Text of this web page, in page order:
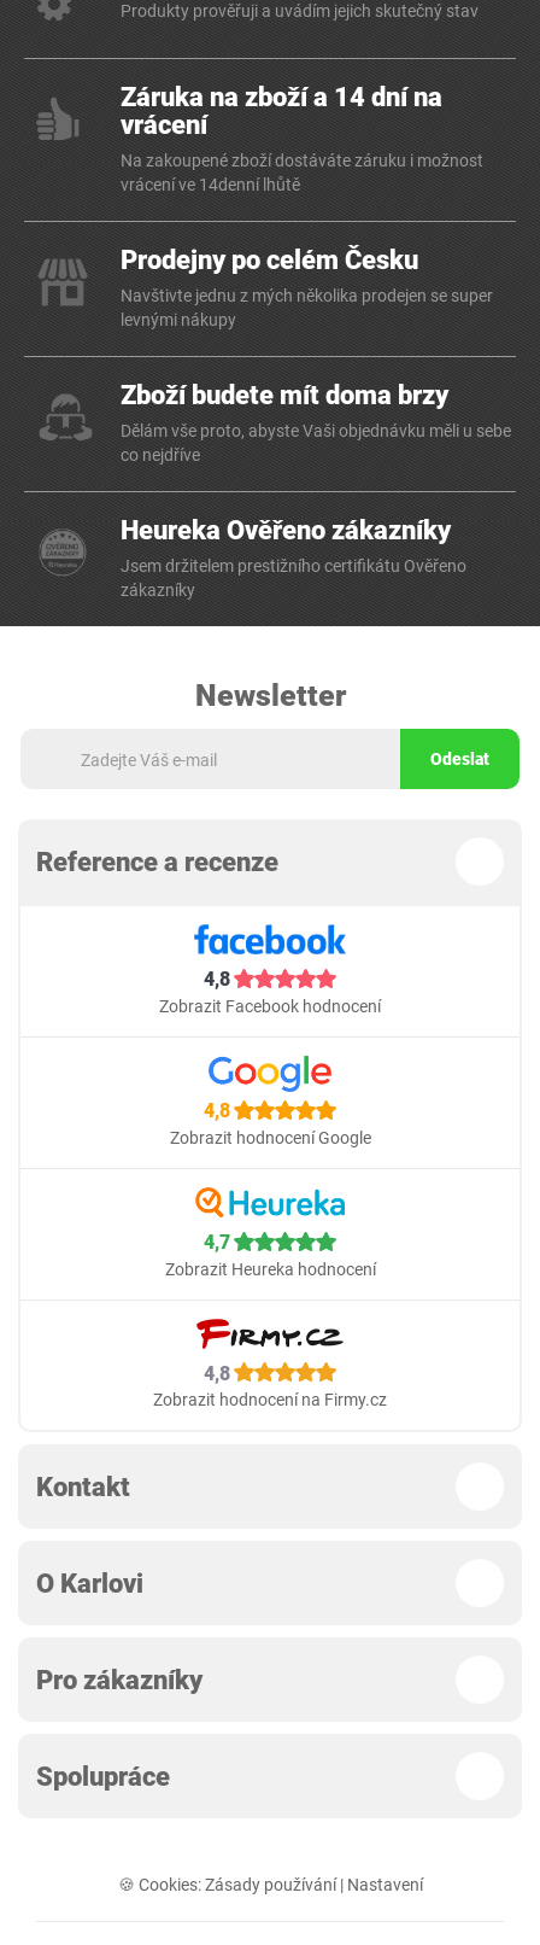
Produkty prověřuji a uvádím jejich skutečný stav
Záruka na zboží a 14 dní na
vrácení
Na zakoupené zboží dostáváte záruku i možnost
vrácení ve 14denní lhůtě
Prodejny po celém Česku
Navštivte jednu z mých několika prodejen se super
levnými nákupy
Zboží budete mít doma brzy
Dělám vše proto, abyste Vaši objednávku měli u sebe
co nejdříve
Heureka Ověřeno zákazníky
Jsem držitelem prestižního certifikátu Ověřeno
zákazníky
Newsletter
Odeslat
Reference a recenze
4,8
Zobrazit Facebook hodnocení
4,8
Zobrazit hodnocení Google
4,7
Zobrazit Heureka hodnocení
4,8
Zobrazit hodnocení na Firmy.cz
Kontakt
O Karlovi
Pro zákazníky
Spolupráce
🍪 Cookies:Zásady používání| Nastavení